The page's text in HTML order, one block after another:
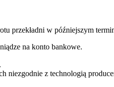
przekładni w późniejszym
na konto bankowe.
niezgodnie z technologią